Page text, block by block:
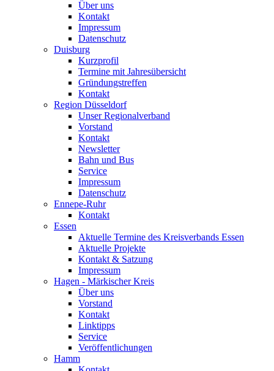
Über uns
Kontakt
Impressum
Datenschutz
Duisburg
Kurzprofil
Termine mit Jahresübersicht
Gründungstreffen
Kontakt
Region Düsseldorf
Unser Regionalverband
Vorstand
Kontakt
Newsletter
Bahn und Bus
Service
Impressum
Datenschutz
Ennepe-Ruhr
Kontakt
Essen
Aktuelle Termine des Kreisverbands Essen
Aktuelle Projekte
Kontakt & Satzung
Impressum
Hagen - Märkischer Kreis
Über uns
Vorstand
Kontakt
Linktipps
Service
Veröffentlichungen
Hamm